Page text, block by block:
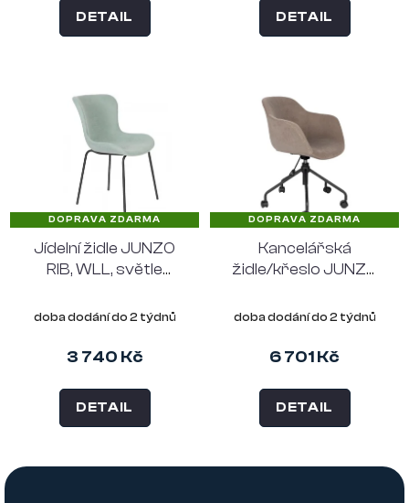
DETAIL DETAIL
DOPRAVA ZDARMA
Jídelní židle JUNZO
RIB, WLL, světle
doba dodání do 2 týdnů
3 740 Kč
DETAIL
DOPRAVA ZDARMA
Kancelářská
židle/křeslo JUNZO
doba dodání do 2 týdnů
6 701 Kč
DETAIL
Z